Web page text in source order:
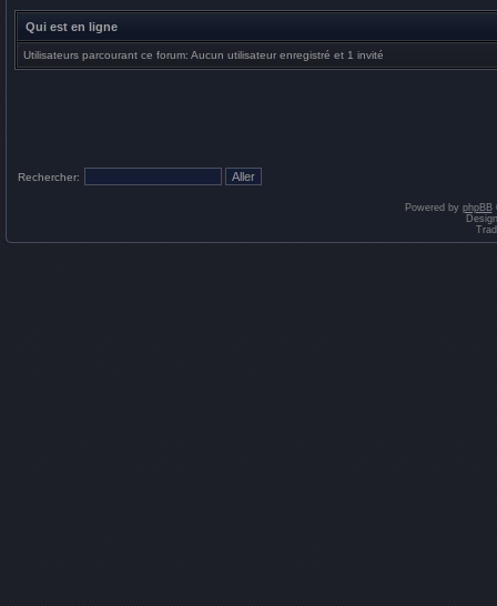
Qui est en ligne
Utilisateurs parcourant ce forum: Aucun utilisateur enregistré et 1 invité
Rechercher:
Powered by phpBB